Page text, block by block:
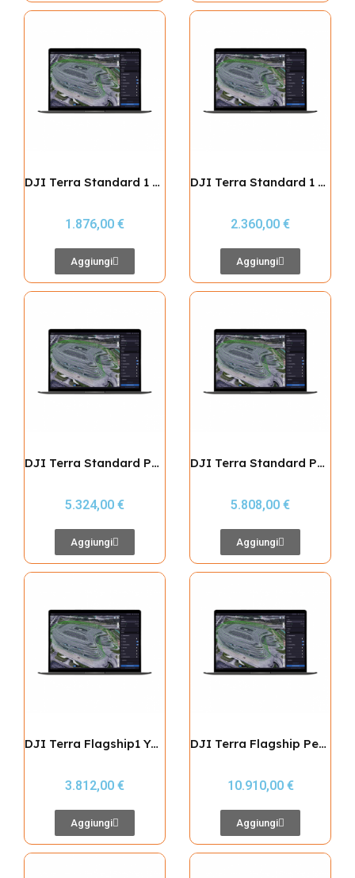
DJI Terra Standard 1 Year
1.876,00 €
Aggiungi
DJI Terra Standard 1 Year (Offline)
2.360,00 €
Aggiungi
DJI Terra Standard Permanent
5.324,00 €
Aggiungi
DJI Terra Standard Permanent (Offline)
5.808,00 €
Aggiungi
DJI Terra Flagship1 Year
3.812,00 €
Aggiungi
DJI Terra Flagship Permanent
10.910,00 €
Aggiungi